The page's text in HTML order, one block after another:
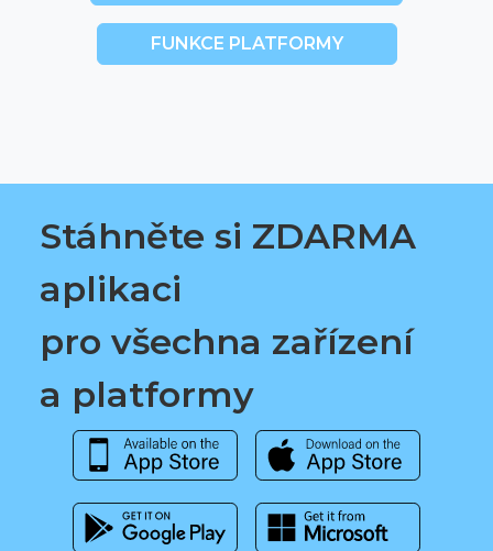
FUNKCE PLATFORMY
Stáhněte si ZDARMA
aplikaci
pro všechna zařízení
a platformy